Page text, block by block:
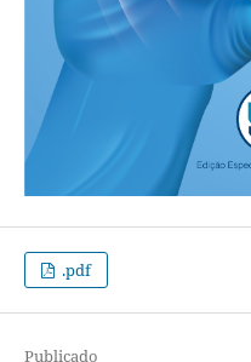
.pdf
Publicado